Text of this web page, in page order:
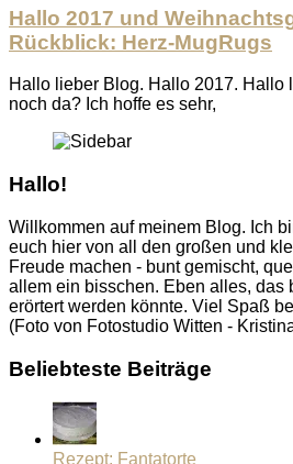
Hallo 2017 und
Rückblick: Herz-MugRugs
Hallo lieber Blog. Hallo 2017. Hallo
noch da? Ich hoffe es sehr,
Hallo!
Willkommen auf meinem Blog. Ich
euch hier von all den großen und
Freude machen - bunt gemischt,
allem ein bisschen. Eben alles, das
erörtert werden könnte. Viel Spaß
(Foto von Fotostudio Witten -
Beliebteste Beiträge
Rezept: Fantatorte